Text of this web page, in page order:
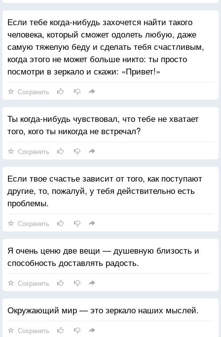
Если тебе когда-нибудь захочется найти такого
человека, который сможет одолеть любую, даже
самую тяжелую беду и сделать тебя счастливым,
когда этого не может больше никто: ты просто
посмотри в зеркало и скажи: «Привет!»
Сохранить
Ты когда-нибудь чувствовал, что тебе не хватает
того, кого ты никогда не встречал?
Сохранить
Если твое счастье зависит от того, как поступают
другие, то, пожалуй, у тебя действительно есть
проблемы.
Сохранить
Я очень ценю две вещи — душевную близость и
способность доставлять радость.
Сохранить
Окружающий мир — это зеркало наших мыслей.
Сохранить